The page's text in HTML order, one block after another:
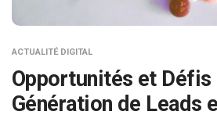
ACTUALITÉ DIGITAL
Opportunités et Défis
Génération de Leads